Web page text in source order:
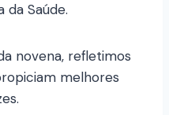
da Saúde.
novena, refletimos
melhores